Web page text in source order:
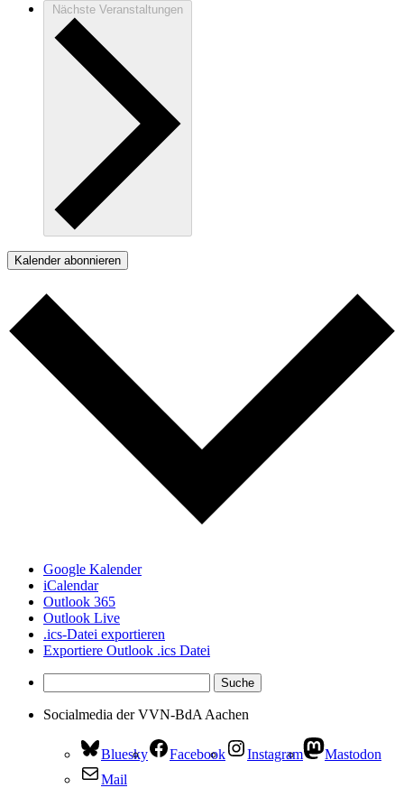
Nächste Veranstaltungen
Kalender abonnieren
Google Kalender
iCalendar
Outlook 365
Outlook Live
.ics-Datei exportieren
Exportiere Outlook .ics Datei
Socialmedia der VVN-BdA Aachen
Bluesky Facebook Instagram
Mastodon
Mail